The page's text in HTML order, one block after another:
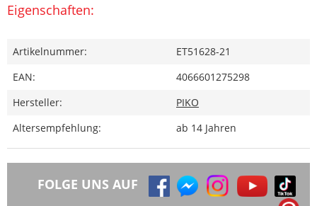
Eigenschaften:
Artikelnummer:
ET51628-21
EAN:
4066601275298
Hersteller:
PIKO
Altersempfehlung:
ab 14 Jahren
FOLGE UNS AUF